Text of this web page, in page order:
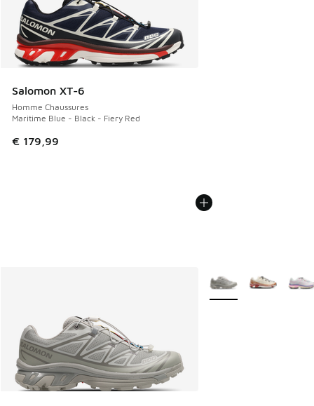
Salomon XT-6
Homme Chaussures
Maritime Blue - Black - Fiery Red
€ 179,99
Plus de couleurs